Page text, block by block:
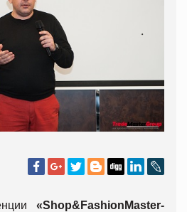
«Shop&FashionMaster-